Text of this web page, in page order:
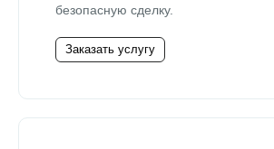
безопасную сделку.
Заказать услугу